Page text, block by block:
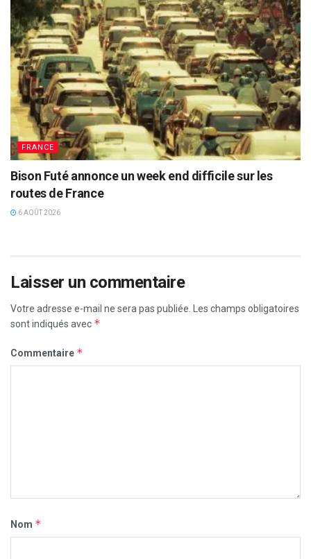
FRANCE
Bison Futé annonce un week end difficile sur les
routes de France
6 AOÛT 2026
Laisser un commentaire
Votre adresse e-mail ne sera pas publiée. Les champs obligatoires
sont indiqués avec *
Commentaire *
Nom *